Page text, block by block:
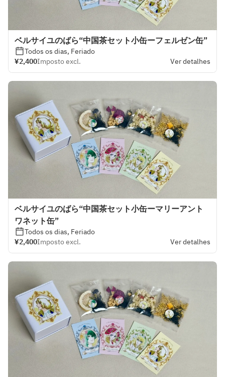
ベルサイユのばら“中国茶セット小缶ーフェルゼン缶”
Todos os dias, Feriado
¥2,400Imposto excl. Ver detalhes
ベルサイユのばら“中国茶セット小缶ーマリーアント
ワネット缶”
Todos os dias, Feriado
¥2,400Imposto excl. Ver detalhes